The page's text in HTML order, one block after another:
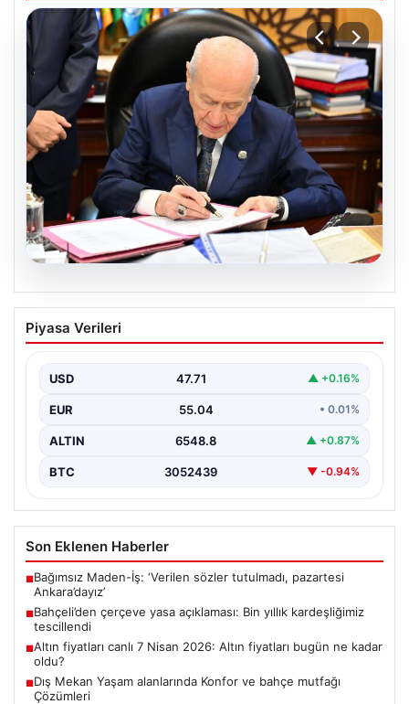
Bahçeli’den çerçeve yasa açıklaması:
Bin yıllık kardeşliğimiz tescillendi
Piyasa Verileri
USD 47.71 ▲ +0.16%
EUR 55.04 • 0.01%
ALTIN 6548.8 ▲ +0.87%
BTC 3052439 ▼ -0.94%
Son Eklenen Haberler
■Bağımsız Maden-İş: ‘Verilen sözler tutulmadı, pazartesi
Ankara’dayız’
■Bahçeli’den çerçeve yasa açıklaması: Bin yıllık kardeşliğimiz
tescillendi
■Altın fiyatları canlı 7 Nisan 2026: Altın fiyatları bugün ne kadar
oldu?
■Dış Mekan Yaşam alanlarında Konfor ve bahçe mutfağı
Çözümleri